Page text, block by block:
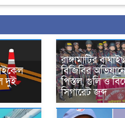
দুই
রাঙ্গামাটির
বিজিবির
পিস্তল, গুলি ও
সিগারেট জব্দ